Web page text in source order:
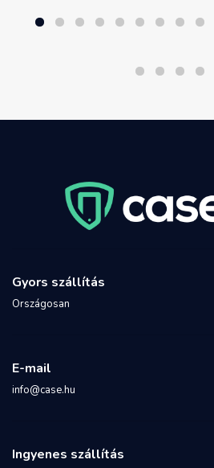
Gyors szállítás
Országosan
E-mail
info@case.hu
Ingyenes szállítás